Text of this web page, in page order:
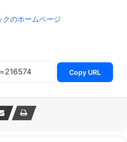
のホームページ
Copy URL